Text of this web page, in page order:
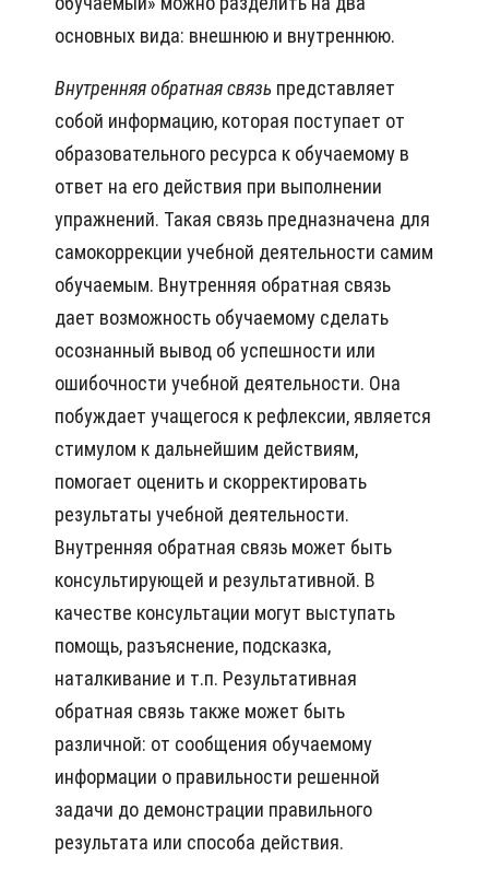
основных вида: внешнюю и внутреннюю.
Внутренняя обратная связь представляет
собой информацию, которая поступает от
образовательного ресурса к обучаемому в
ответ на его действия при выполнении
упражнений. Такая связь предназначена для
самокоррекции учебной деятельности самим
обучаемым. Внутренняя обратная связь
дает возможность обучаемому сделать
осознанный вывод об успешности или
ошибочности учебной деятельности. Она
побуждает учащегося к рефлексии, является
стимулом к дальнейшим действиям,
помогает оценить и скорректировать
результаты учебной деятельности.
Внутренняя обратная связь может быть
консультирующей и результативной. В
качестве консультации могут выступать
помощь, разъяснение, подсказка,
наталкивание и т.п. Результативная
обратная связь также может быть
различной: от сообщения обучаемому
информации о правильности решенной
задачи до демонстрации правильного
результата или способа действия.